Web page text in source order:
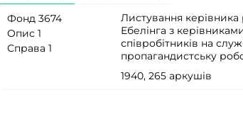
Фонд 3674
Опис 1
Справа 1
Листування керівника
Ебелінга з
співробітників на
пропагандистську
1940, 265 аркушів